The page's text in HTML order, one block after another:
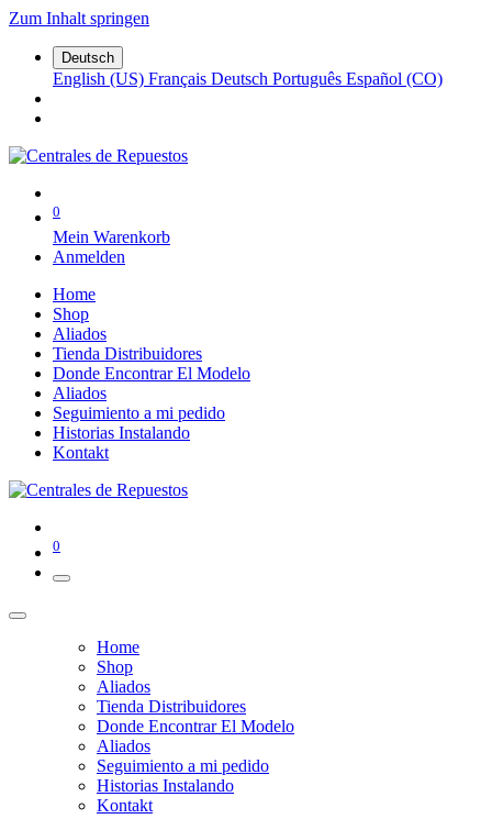
Zum Inhalt springen
Deutsch
English (US) Français Deutsch Português Español (CO)
0
Mein Warenkorb
Anmelden
Home
Shop
Aliados
Tienda Distribuidores
Donde Encontrar El Modelo
Aliados
Seguimiento a mi pedido
Historias Instalando
Kontakt
0
Home
Shop
Aliados
Tienda Distribuidores
Donde Encontrar El Modelo
Aliados
Seguimiento a mi pedido
Historias Instalando
Kontakt